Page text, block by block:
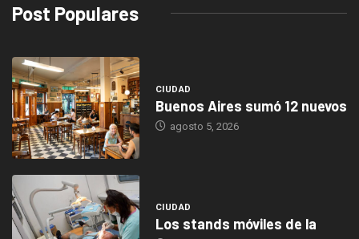
Post Populares
CIUDAD
Buenos Aires sumó 12 nuevos
agosto 5, 2026
CIUDAD
Los stands móviles de la